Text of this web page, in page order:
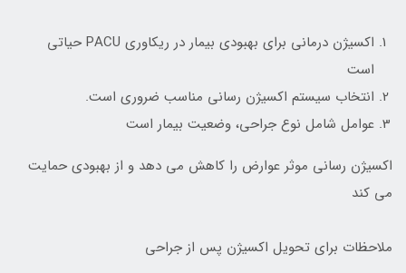
اکسیژن درمانی برای بهبودی بیمار در ریکاوری PACU حیاتی
است
انتخاب سیستم اکسیژن رسانی مناسب ضروری است.
عوامل شامل نوع جراحی، وضعیت بیمار است
اکسیژن رسانی موثر عوارض را کاهش می دهد و از بهبودی حمایت
می کند
ملاحظات برای تحویل اکسیژن پس از جراحی